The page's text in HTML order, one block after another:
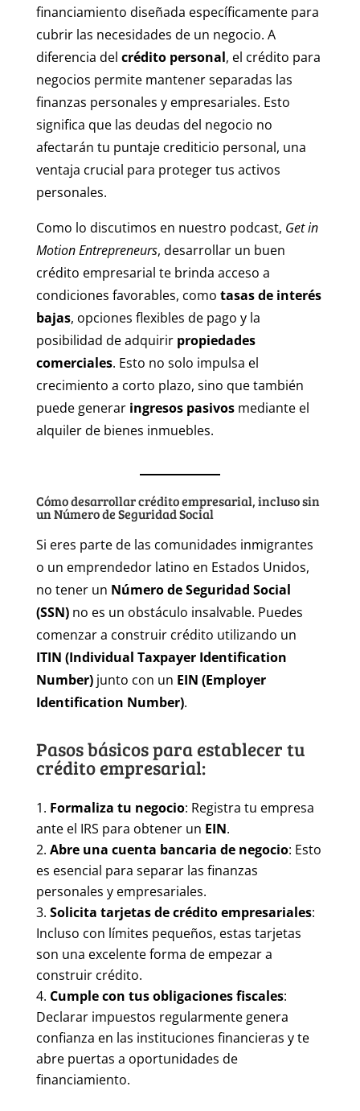
financiamiento diseñada específicamente para
cubrir las necesidades de un negocio. A
diferencia del crédito personal, el crédito para
negocios permite mantener separadas las
finanzas personales y empresariales. Esto
significa que las deudas del negocio no
afectarán tu puntaje crediticio personal, una
ventaja crucial para proteger tus activos
personales.
Como lo discutimos en nuestro podcast, Get in
Motion Entrepreneurs, desarrollar un buen
crédito empresarial te brinda acceso a
condiciones favorables, como tasas de interés
bajas, opciones flexibles de pago y la
posibilidad de adquirir propiedades
comerciales. Esto no solo impulsa el
crecimiento a corto plazo, sino que también
puede generar ingresos pasivosmediante el
alquiler de bienes inmuebles.
Cómo desarrollar crédito empresarial, incluso sin
un Número de Seguridad Social
Si eres parte de las comunidades inmigrantes
o un emprendedor latino en Estados Unidos,
no tener un Número de Seguridad Social
(SSN)no es un obstáculo insalvable. Puedes
comenzar a construir crédito utilizando un
ITIN (Individual Taxpayer Identification
Number)junto con un EIN (Employer
Identification Number).
Pasos básicos para establecer tu
crédito empresarial:
Formaliza tu negocio: Registra tu empresa
ante el IRS para obtener un EIN.
Abre una cuenta bancaria de negocio: Esto
es esencial para separar las finanzas
personales y empresariales.
Solicita tarjetas de crédito empresariales:
Incluso con límites pequeños, estas tarjetas
son una excelente forma de empezar a
construir crédito.
Cumple con tus obligaciones fiscales:
Declarar impuestos regularmente genera
confianza en las instituciones financieras y te
abre puertas a oportunidades de
financiamiento.